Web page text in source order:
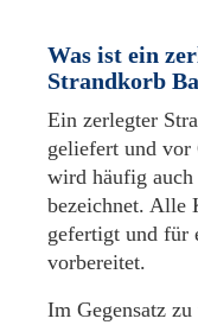
Was ist ein
Strandkorb
Ein zerlegter
geliefert und vor
wird häufig auch
bezeichnet. Alle
gefertigt und für
vorbereitet.
Im Gegensatz